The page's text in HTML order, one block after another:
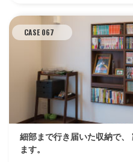
エリア
CASE 067
細部まで行き届いた収納で
ます。